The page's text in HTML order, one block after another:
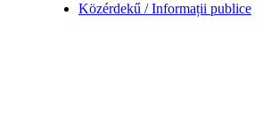
Közérdekű / Informații publice